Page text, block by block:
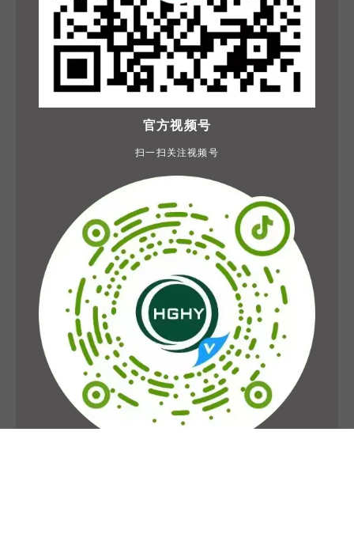
官方视频号
扫一扫关注视频号